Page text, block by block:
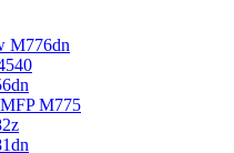
M776dn
M775